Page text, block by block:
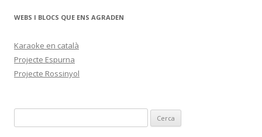
WEBS I BLOCS QUE ENS AGRADEN
Karaoke en català
Projecte Espurna
Projecte Rossinyol
e